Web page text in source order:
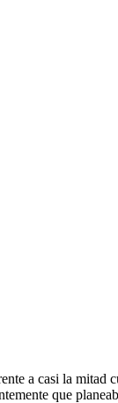
a casi la mitad
que